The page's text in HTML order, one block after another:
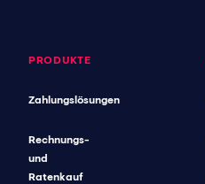
PRODUKTE
Zahlungslösungen
Rechnungs-
und
Ratenkauf